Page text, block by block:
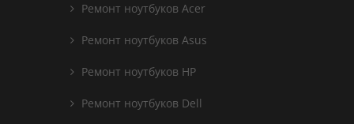
Ремонт ноутбуков Acer
Ремонт ноутбуков Asus
Ремонт ноутбуков HP
Ремонт ноутбуков Dell